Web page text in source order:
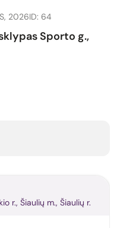
2026ID: 64
Sporto g.,
r., Šiaulių m., Šiaulių r.